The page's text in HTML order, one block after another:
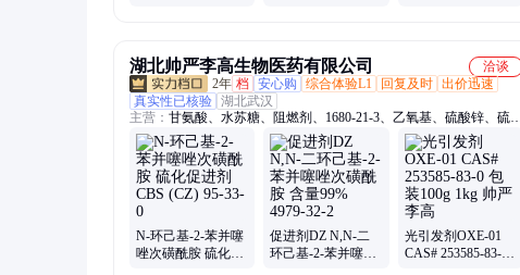
湖北帅严李高生物医药有限公司
洽谈
2年 档 安心购 综合体验L1 回复及时 出价迅速
真实性已核验 湖北武汉
主营： 甘氨酸、水苏糖、阻燃剂、1680-21-3、乙氧基、硫酸锌、硫酸
锆、硫酸锂、硫酸锶、硫酸锰、铝酸锌、牛磺酸、褪黑素、磷酸铁、
丙酸铵、苏云金、碳酸镁、麝香酮、肉桂醛、磷酸铝、王浆酸、椰油
胺、赖氨酸、增塑剂、浸膏粉
N-环己基-2-苯并噻
唑次磺酰胺 硫化促
促进剂DZ N,N-二
环己基-2-苯并噻唑
光引发剂OXE-01
CAS# 253585-83-0